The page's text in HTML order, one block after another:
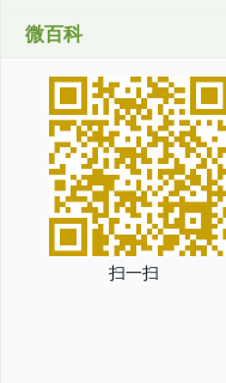
微百科
扫一扫